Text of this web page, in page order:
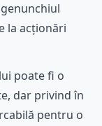
la acționări
poate fi o
dar privind în
pentru o